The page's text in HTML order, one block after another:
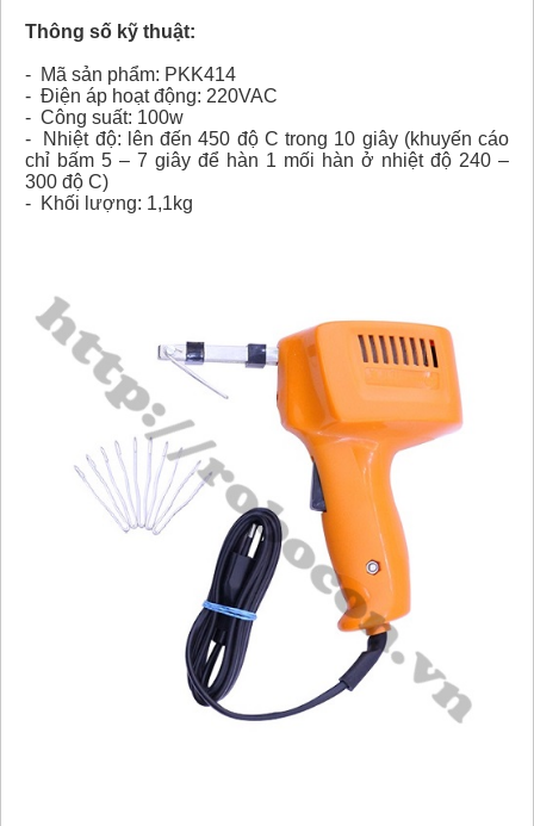
Thông số kỹ thuật:
- Mã sản phẩm: PKK414
- Điện áp hoạt động: 220VAC
- Công suất: 100w
- Nhiệt độ: lên đến 450 độ C trong 10 giây (khuyến cáo
chỉ bấm 5 – 7 giây để hàn 1 mối hàn ở nhiệt độ 240 –
300 độ C)
- Khối lượng: 1,1kg